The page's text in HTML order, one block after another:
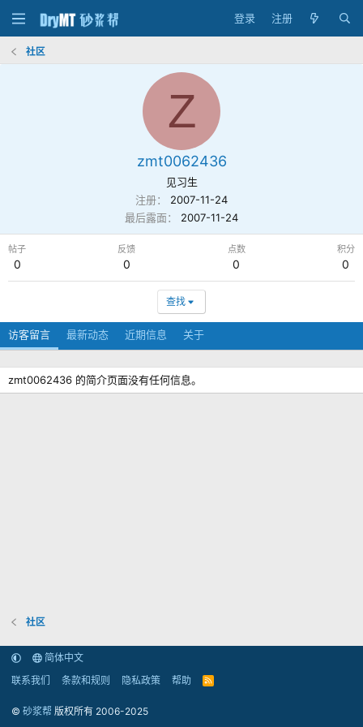
登录 注册
社区
Z
zmt0062436
见习生
注册
2007-11-24
最后露面
2007-11-24
帖子
0
反馈
0
点数
0
积分
0
查找
访客留言 最新动态 近期信息 关于
zmt0062436 的简介页面没有任何信息。
社区
简体中文
联系我们
条款和规则 隐私政策 帮助
R
© 砂浆帮 版权所有 2006-2025